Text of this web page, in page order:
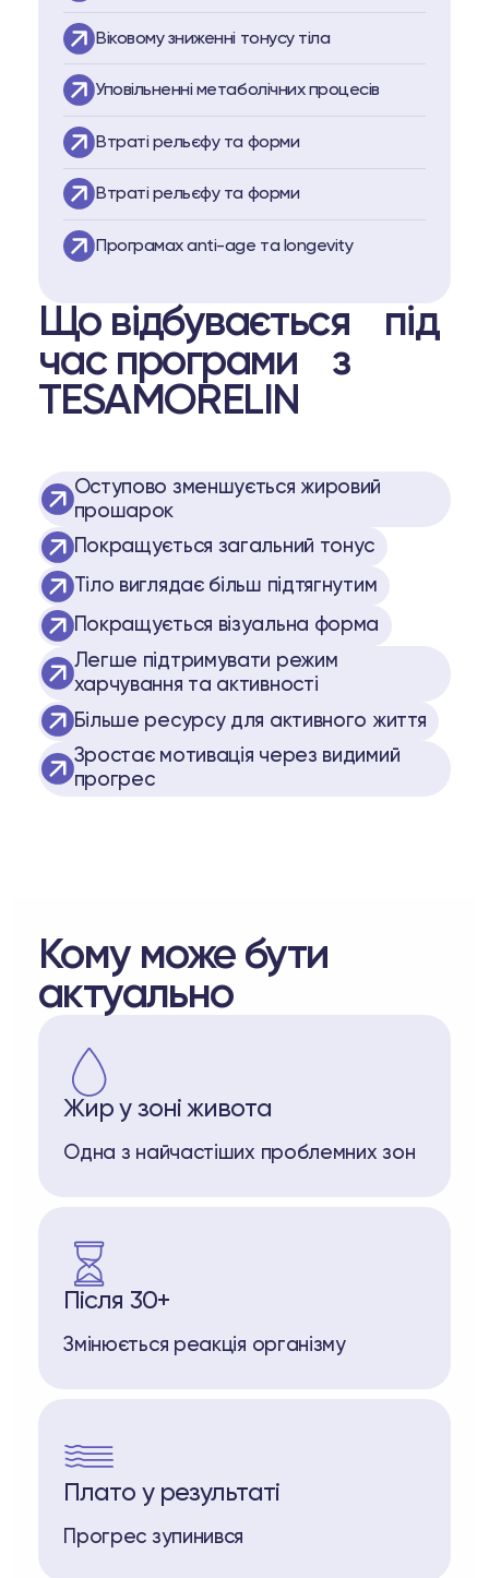
Віковому зниженні тонусу тіла
Уповільненні метаболічних процесів
Втраті рельєфу та форми
Втраті рельєфу та форми
Програмах anti-age та longevity
Що відбувається під
час програми з
TESAMORELIN
Оступово зменшується жировий
прошарок
Покращується загальний тонус
Тіло виглядає більш підтягнутим
Покращується візуальна форма
Легше підтримувати режим
харчування та активності
Більше ресурсу для активного життя
Зростає мотивація через видимий
прогрес
Кому може бути
актуально
Жир у зоні живота
Одна з найчастіших проблемних зон
Після 30+
Змінюється реакція організму
Плато у результаті
Прогрес зупинився